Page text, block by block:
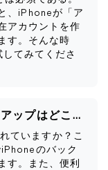
、iPhoneが「ア
アカウントを作
す。そんな時
てみてくださ
【Mac/Window】iPhoneのバックアップはどこに保存される？
ていますか？こ
のバック
す。また、便利